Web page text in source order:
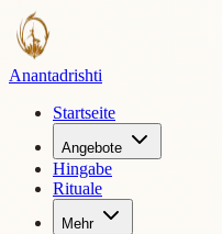
Anantadrishti
Startseite
Angebote
Hingabe
Rituale
Mehr